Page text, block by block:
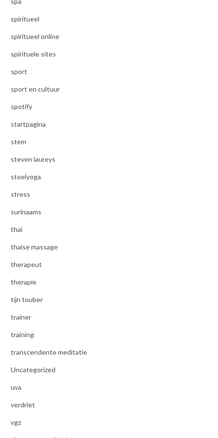
spiritueel
spiritueel online
spirituele sites
sport
sport en cultuur
spotify
startpagina
stem
steven laureys
stoelyoga
stress
surinaams
thai
thaise massage
therapeut
therapie
tijn touber
trainer
training
transcendente meditatie
Uncategorized
uva
verdriet
vgz